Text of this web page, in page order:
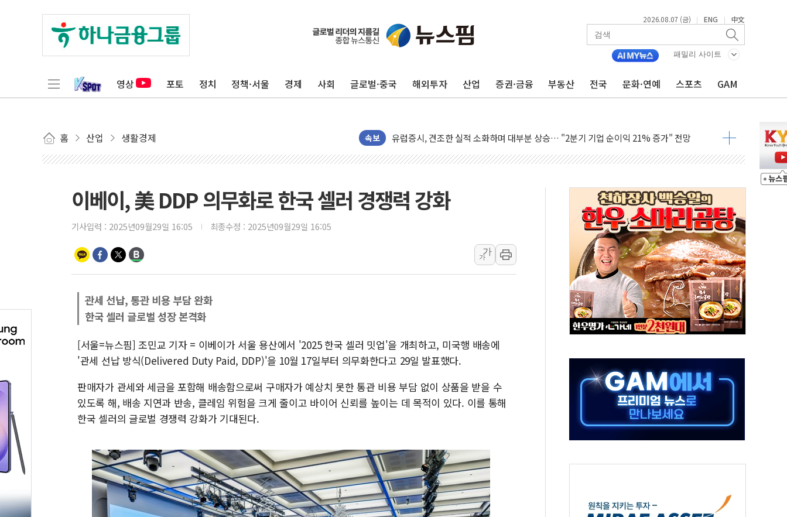
2026.08.07 (금) | ENG | 中文
패밀리 사이트
영상 포토 정치 정책·서울 경제 사회 글로벌·중국 해외투자 산업 증권·금융 부동산 전국 문화·연예 스포츠 GAM
홈 산업 생활경제 속보
[오늘의 국회일정] 상임위·세미나·기자회견·주요 정당 - 8월 7일
[민주 당권주자 일정] 송영길·정청래·김민석 후보 - 8월 7일
[오늘의 정치일정] 8월 7일(금)
이란 의회, 美·이스라엘 선박 호르무즈 통항 금지 법안 검토
리투아니아 국방 "러, 우크라 드론으로 나토 회원국 공격 검토… 거짓 깃발 작전"
구광모, 내주 실리콘밸리서 젠슨 황 재회…로봇·AI 데이터센터·모빌리티 구체화
김정관 장관 "영업이익 N% 성과급 반대…상법·자본시장법 개정 논의"
뉴욕증시 프리뷰, 미 주가선물 AI주 차익실현 속 혼조세...웨스턴디지털·샌디스크↓
청와대, 북한 단거리 탄도미사일 발사에 긴급 안보 점검회의
금값 7주 만에 최고…美 고용 둔화·호르무즈 재개방 기대에 강세
[인도증시] 중동 긴장 완화에 실적 호조까지, 상승...호실적 보고 기업 상승세 뚜렷
러, 1인칭시점 드론으로 우크라 민간인 '사파리' 공격… 시민들 공포감 극대화 전략
[베트남 증시] 지수 하락 속 'DGC' 임시 주총 기대감에 홀로 상한가…마진 잔액은 사상 최고
'월가의 황제' 다이먼 "금융시장 레버리지 위험수위…숨은 차입이 더 큰 변수"
양주 섬유염색공장서 화재 1명 중상…대응 1단계 진압 중
김정관 산업부 장관 "주 52시간 손봐야, 경쟁상대 中과 비교해야"
해군 1함대 창설 80주년…지역과 함께하는 '선봉'의 대민 봉사
이베이, 美 DDP 의무화로 한국 셀러 경쟁력 강화
기사입력 : 2025년09월29일 16:05 최종수정 : 2025년09월29일 16:05
가
가
관세 선납, 통관 비용 부담 완화
한국 셀러 글로벌 성장 본격화
[서울=뉴스핌] 조민교 기자 = 이베이가 서울 용산에서 '2025 한국 셀러 밋업'을 개최하고, 미국행 배송에
'관세 선납 방식(Delivered Duty Paid, DDP)'을 10월 17일부터 의무화한다고 29일 발표했다.
판매자가 관세와 세금을 포함해 배송함으로써 구매자가 예상치 못한 통관 비용 부담 없이 상품을 받을 수
있도록 해, 배송 지연과 반송, 클레임 위험을 크게 줄이고 바이어 신뢰를 높이는 데 목적이 있다. 이를 통해
한국 셀러의 글로벌 경쟁력 강화가 기대된다.